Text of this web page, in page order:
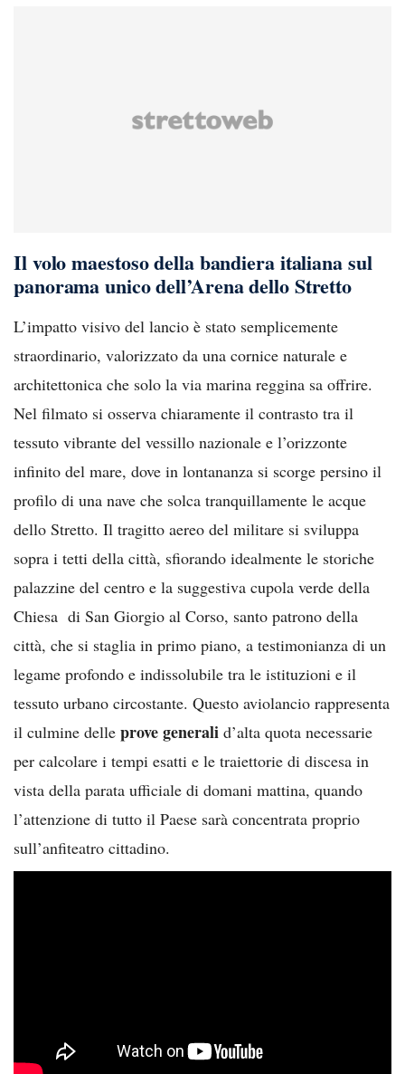
Il volo maestoso della bandiera italiana sul
panorama unico dell’Arena dello Stretto
L’impatto visivo del lancio è stato semplicemente
straordinario, valorizzato da una cornice naturale e
architettonica che solo la via marina reggina sa offrire.
Nel filmato si osserva chiaramente il contrasto tra il
tessuto vibrante del vessillo nazionale e l’orizzonte
infinito del mare, dove in lontananza si scorge persino il
profilo di una nave che solca tranquillamente le acque
dello Stretto. Il tragitto aereo del militare si sviluppa
sopra i tetti della città, sfiorando idealmente le storiche
palazzine del centro e la suggestiva cupola verde della
Chiesa di San Giorgio al Corso, santo patrono della
città, che si staglia in primo piano, a testimonianza di un
legame profondo e indissolubile tra le istituzioni e il
tessuto urbano circostante. Questo aviolancio rappresenta
il culmine delle prove generali d’alta quota necessarie
per calcolare i tempi esatti e le traiettorie di discesa in
vista della parata ufficiale di domani mattina, quando
l’attenzione di tutto il Paese sarà concentrata proprio
sull’anfiteatro cittadino.